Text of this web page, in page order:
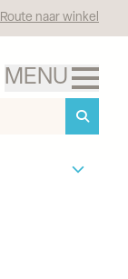
Route naar winkel